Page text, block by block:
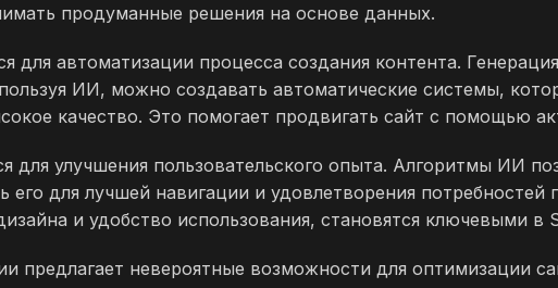
продуманные решения на основе данных.
для автоматизации процесса создания контента.
ИИ, можно создавать автоматические системы,
качество. Это помогает продвигать сайт с помощью
для улучшения пользовательского опыта. Алгоритмы ИИ
его для лучшей навигации и удовлетворения потребностей
и удобство использования, становятся ключевыми в
предлагает невероятные возможности для оптимизации